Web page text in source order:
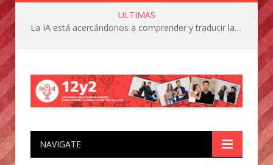
ULTIMAS
La IA está acercándonos a comprender y traducir las vocalizaciones y comportamientos de nuestras mascotas
NAVIGATE